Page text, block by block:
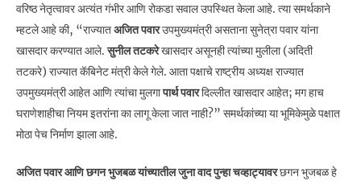
वरिष्ठ नेतृत्वावर अत्यंत गंभीर आणि रोकडा सवाल उपस्थित केला आहे. त्या समर्थकाने
म्हटले आहे की, “राज्यातअजित पवारउपमुख्यमंत्री असताना सुनेत्रा पवार यांना
खासदार करण्यात आले.सुनील तटकरेखासदार असूनही त्यांच्या मुलीला (अदिती
तटकरे) राज्यात कॅबिनेट मंत्री केले गेले. आता पक्षाचे राष्ट्रीय अध्यक्ष राज्यात
उपमुख्यमंत्री आहेत आणि त्यांचा मुलगापार्थ पवारदिल्लीत खासदार आहेत; मग हाच
घराणेशाहीचा नियम इतरांना का लागू केला जात नाही?” समर्थकांच्या या भूमिकेमुळे पक्षात
मोठा पेच निर्माण झाला आहे.
अजित पवार आणि छगन भुजबळ यांच्यातील जुना वाद पुन्हा चव्हाट्यावरछगन भुजबळ हे